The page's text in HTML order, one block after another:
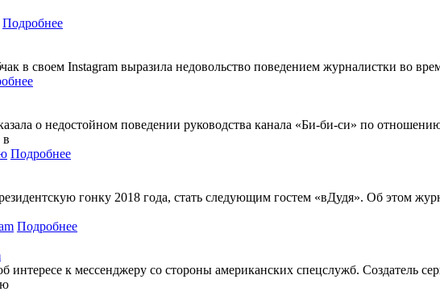
Подробнее
в своем Instagram выразила недовольство поведением журналистки во
о недостойном поведении руководства канала «Би-би-си» по
в
Подробнее
гонку 2018 года, стать следующим гостем «вДудя». Об этом
Подробнее
интересе к мессенджеру со стороны американских спецслужб. Создатель